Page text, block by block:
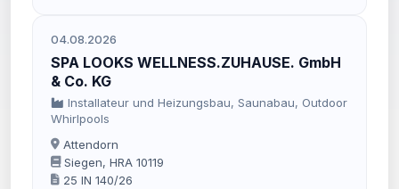
04.08.2026
SPA LOOKS WELLNESS.ZUHAUSE. GmbH
& Co. KG
Installateur und Heizungsbau, Saunabau, Outdoor
Whirlpools
Attendorn
Siegen, HRA 10119
25 IN 140/26